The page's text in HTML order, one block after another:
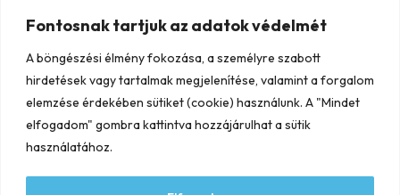
Fontosnak tartjuk az adatok védelmét
A böngészési élmény fokozása, a személyre szabott
hirdetések vagy tartalmak megjelenítése, valamint a forgalom
elemzése érdekében sütiket (cookie) használunk. A "Mindet
elfogadom" gombra kattintva hozzájárulhat a sütik
használatához.